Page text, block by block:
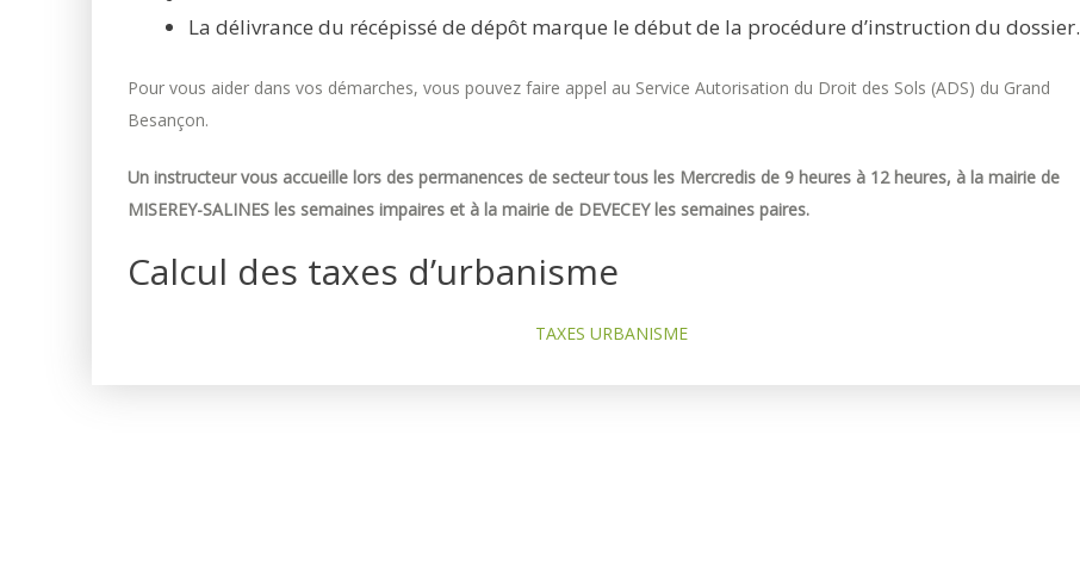
La délivrance du récépissé de dépôt marque le début de la procédure d’instruction du dossier.
Pour vous aider dans vos démarches, vous pouvez faire appel au Service Autorisation du Droit des Sols (ADS) du Grand
Besançon.
Un instructeur vous accueille lors des permanences de secteur tous les Mercredis de 9 heures à 12 heures, à la mairie de
MISEREY-SALINES les semaines impaires et à la mairie de DEVECEY les semaines paires.
Calcul des taxes d’urbanisme
TAXES URBANISME